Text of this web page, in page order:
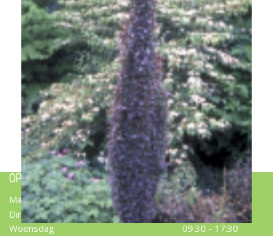
Japanse zuurbes
Berberis thunbergii 'Helmond Pillar'
OPENINGSTIJDEN
Maandag
09:30 - 17:30
Dinsdag
09:30 - 17:30
Woensdag
09:30 - 17:30